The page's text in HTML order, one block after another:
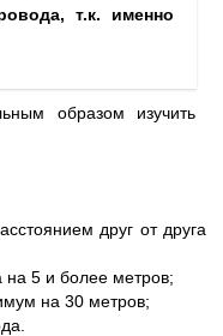
т.к. именно
образом изучить
друг от друга
на 5 и более метров;
на 30 метров;